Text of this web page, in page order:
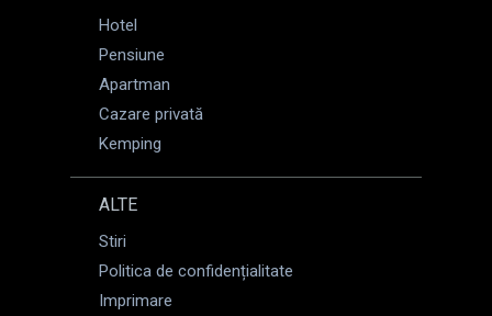
Hotel
Pensiune
Apartman
Cazare privată
Kemping
ALTE
Stiri
Politica de confidențialitate
Imprimare